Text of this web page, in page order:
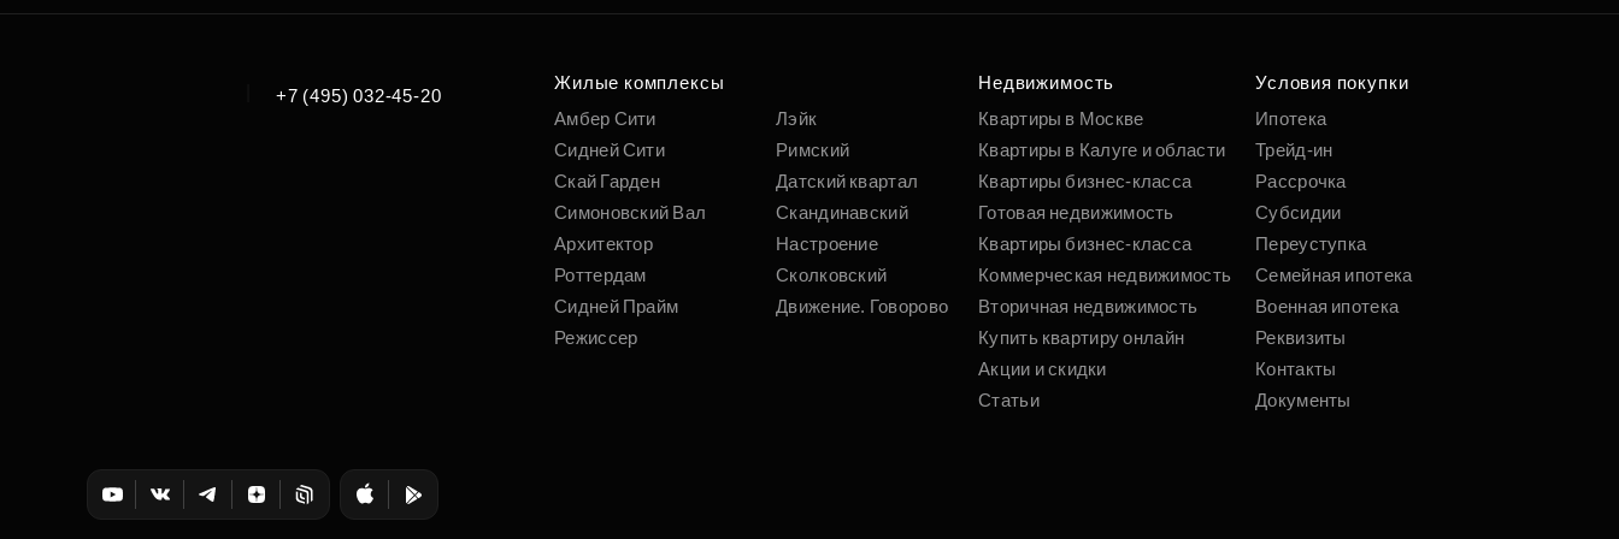
по удобным
вам параметрам
Подобрать
+7 (495) 032-45-20
Жилые комплексы
Амбер Сити
Сидней Сити
Скай Гарден
Симоновский Вал
Архитектор
Роттердам
Сидней Прайм
Режиссер
Лэйк
Римский
Датский квартал
Скандинавский
Настроение
Сколковский
Движение. Говорово
Недвижимость
Квартиры в Москве
Квартиры в Калуге и области
Квартиры бизнес-класса
Готовая недвижимость
Квартиры бизнес-класса
Коммерческая недвижимость
Вторичная недвижимость
Купить квартиру онлайн
Акции и скидки
Статьи
Условия покупки
Ипотека
Трейд-ин
Рассрочка
Субсидии
Переуступка
Семейная ипотека
Военная ипотека
Реквизиты
Контакты
Документы